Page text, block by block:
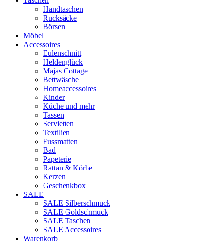
Handtaschen
Rucksäcke
Börsen
Möbel
Accessoires
Eulenschnitt
Heldenglück
Majas Cottage
Bettwäsche
Homeaccessoires
Kinder
Küche und mehr
Tassen
Servietten
Textilien
Fussmatten
Bad
Papeterie
Rattan & Körbe
Kerzen
Geschenkbox
SALE
SALE Silberschmuck
SALE Goldschmuck
SALE Taschen
SALE Accessoires
Warenkorb